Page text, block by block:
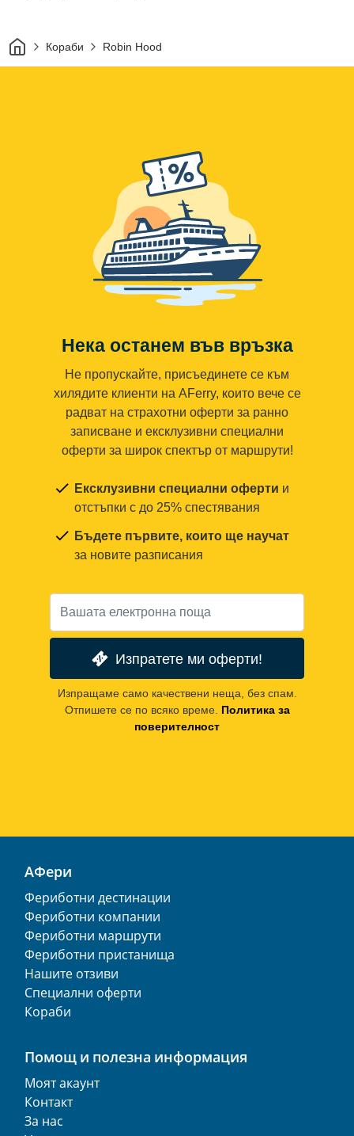
НачалоКораби Robin Hood
Нека останем във връзка
Не пропускайте, присъединете се към
хилядите клиенти на AFerry, които вече се
радват на страхотни оферти за ранно
записване и ексклузивни специални
оферти за широк спектър от маршрути!
Ексклузивни специални оферти и
отстъпки с до 25% спестявания
Бъдете първите, които ще научат
за новите разписания
Изпратете ми оферти!
Изпращаме само качествени неща, без спам.
Отпишете се по всяко време. Политика за
поверителност
АФери
Фериботни дестинации
Фериботни компании
Фериботни маршрути
Фериботни пристанища
Нашите отзиви
Специални оферти
Кораби
Помощ и полезна информация
Моят акаунт
Контакт
За нас